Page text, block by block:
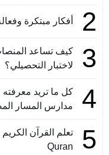
2 أفكار مبتكرة
3
كيف تساعد
لاختبار التحصيلي؟
4
كل ما تريد معرفته
مدارس المسار
5
Quran